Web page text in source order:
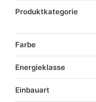
Produktkategorie
Farbe
Energieklasse
Einbauart